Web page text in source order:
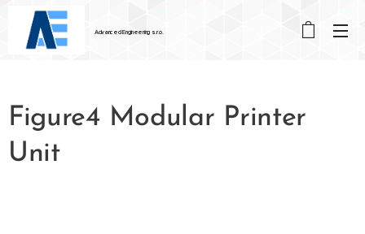
AdvancedEngineering s.r.o.
Figure4 Modular Printer
Unit